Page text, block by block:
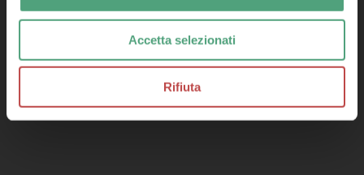
Accetta selezionati
Rifiuta
DOWNLOAD SOFTWARE